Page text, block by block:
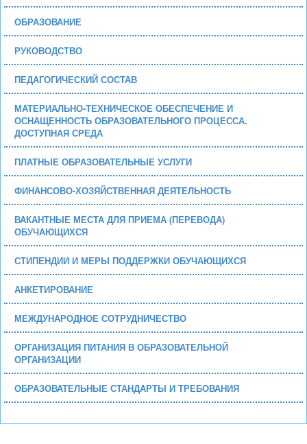
ОБРАЗОВАНИЕ
РУКОВОДСТВО
ПЕДАГОГИЧЕСКИЙ СОСТАВ
МАТЕРИАЛЬНО-ТЕХНИЧЕСКОЕ ОБЕСПЕЧЕНИЕ И
ОСНАЩЕННОСТЬ ОБРАЗОВАТЕЛЬНОГО ПРОЦЕССА.
ДОСТУПНАЯ СРЕДА
ПЛАТНЫЕ ОБРАЗОВАТЕЛЬНЫЕ УСЛУГИ
ФИНАНСОВО-ХОЗЯЙСТВЕННАЯ ДЕЯТЕЛЬНОСТЬ
ВАКАНТНЫЕ МЕСТА ДЛЯ ПРИЕМА (ПЕРЕВОДА)
ОБУЧАЮЩИХСЯ
СТИПЕНДИИ И МЕРЫ ПОДДЕРЖКИ ОБУЧАЮЩИХСЯ
АНКЕТИРОВАНИЕ
МЕЖДУНАРОДНОЕ СОТРУДНИЧЕСТВО
ОРГАНИЗАЦИЯ ПИТАНИЯ В ОБРАЗОВАТЕЛЬНОЙ
ОРГАНИЗАЦИИ
ОБРАЗОВАТЕЛЬНЫЕ СТАНДАРТЫ И ТРЕБОВАНИЯ